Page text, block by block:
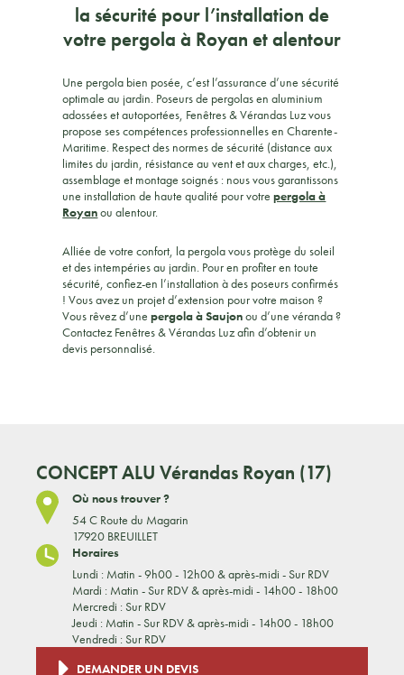
la sécurité pour l’installation de
votre pergola à Royan et alentour
Une pergola bien posée, c’est l’assurance d’une sécurité
optimale au jardin. Poseurs de pergolas en aluminium
adossées et autoportées, Fenêtres & Vérandas Luz vous
propose ses compétences professionnelles en Charente-
Maritime. Respect des normes de sécurité (distance aux
limites du jardin, résistance au vent et aux charges, etc.),
assemblage et montage soignés : nous vous garantissons
une installation de haute qualité pour votrepergola à
Royanou alentour.
Alliée de votre confort, la pergola vous protège du soleil
et des intempéries au jardin. Pour en profiter en toute
sécurité, confiez-en l’installation à des poseurs confirmés
! Vous avez un projet d’extension pour votre maison ?
Vous rêvez d’unepergola à Saujonou d’une véranda ?
Contactez Fenêtres & Vérandas Luz afin d’obtenir un
devis personnalisé.
CONCEPT ALU Vérandas Royan (17)
Où nous trouver ?
54 C Route du Magarin
17920 BREUILLET
Horaires
Lundi : Matin - 9h00 - 12h00 & après-midi - Sur RDV
Mardi : Matin - Sur RDV & après-midi - 14h00 - 18h00
Mercredi : Sur RDV
Jeudi : Matin - Sur RDV & après-midi - 14h00 - 18h00
Vendredi : Sur RDV
DEMANDER UN DEVIS